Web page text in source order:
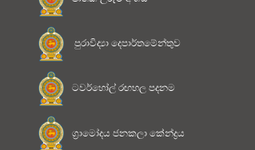
පුරාවිද්‍යා දෙපාර්තමේන්තුව
ටවර්හෝල් රඟහල පදනම
ග්‍රාමෝදය ජනකලා කේන්ද්‍රය